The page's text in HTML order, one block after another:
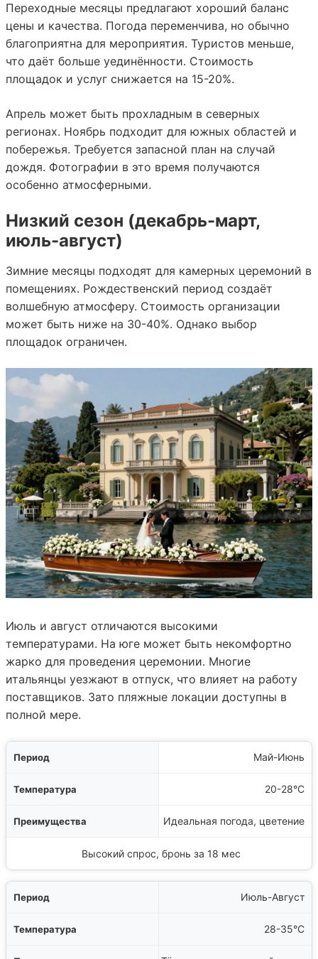
Переходные месяцы предлагают хороший баланс
цены и качества. Погода переменчива, но обычно
благоприятна для мероприятия. Туристов меньше,
что даёт больше уединённости. Стоимость
площадок и услуг снижается на 15-20%.
Апрель может быть прохладным в северных
регионах. Ноябрь подходит для южных областей и
побережья. Требуется запасной план на случай
дождя. Фотографии в это время получаются
особенно атмосферными.
Низкий сезон (декабрь-март,
июль-август)
Зимние месяцы подходят для камерных церемоний в
помещениях. Рождественский период создаёт
волшебную атмосферу. Стоимость организации
может быть ниже на 30-40%. Однако выбор
площадок ограничен.
Июль и август отличаются высокими
температурами. На юге может быть некомфортно
жарко для проведения церемонии. Многие
итальянцы уезжают в отпуск, что влияет на работу
поставщиков. Зато пляжные локации доступны в
полной мере.
Май-Июнь
20-28°C
Идеальная погода, цветение
Высокий спрос, бронь за 18 мес
Июль-Август
28-35°C